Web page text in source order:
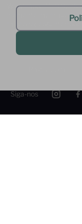
Whatsapp: (11) 9
(somente mensagens)
Siga-nos